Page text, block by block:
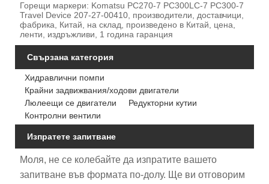
Горещи маркери: Komatsu PC270-7 PC300LC-7 PC300-7
Travel Device 207-27-00410, производители, доставчици,
фабрика, Китай, на склад, произведено в Китай, цена,
ленти, издръжливи, 1 година гаранция
Свързана категория
Хидравлични помпи
Крайни задвижвания/ходови двигатели
Люлеещи се двигатели
Редукторни кутии
Контролни вентили
Изпратете запитване
Моля, не се колебайте да изпратите вашето
запитване във формата по-долу. Ще ви отговорим